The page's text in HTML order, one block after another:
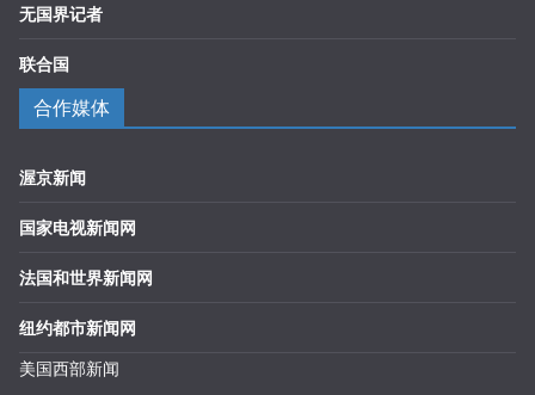
无国界记者
联合国
合作媒体
渥京新闻
国家电视新闻网
法国和世界新闻网
纽约都市新闻网
美国西部新闻